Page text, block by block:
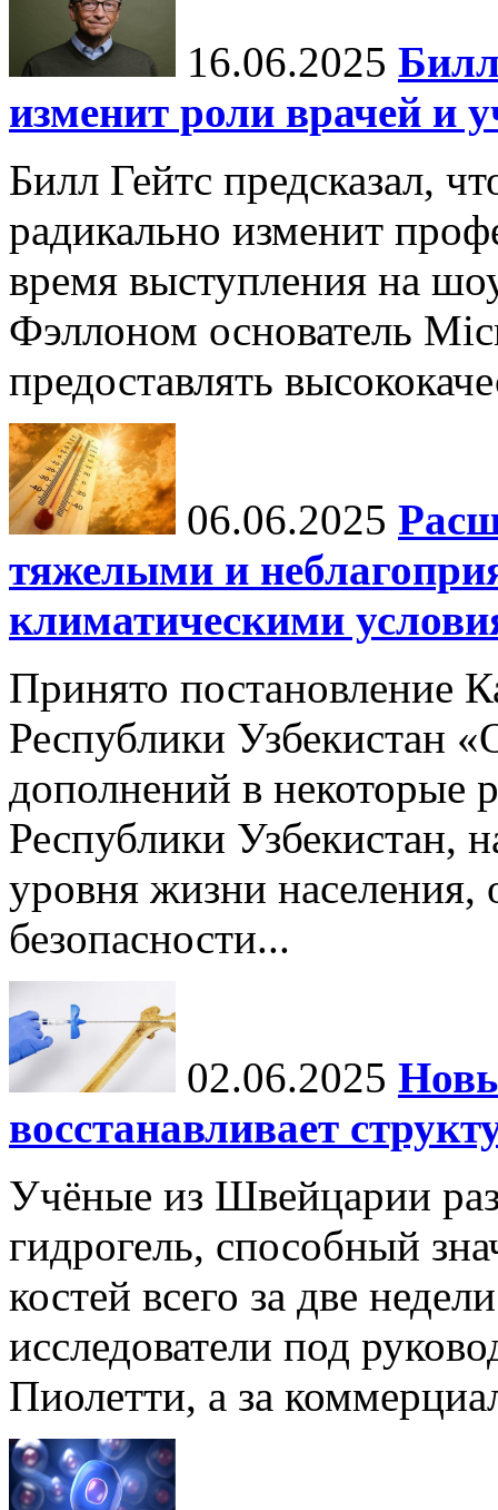
16.06.2025
изменит роли врачей и
Билл Гейтс предсказал,
радикально изменит
время выступления на
Фэллоном основатель
предоставлять
06.06.2025
тяжелыми и
климатическими
Принято постановление
Республики Узбекистан
дополнений в некоторые
Республики Узбекистан,
уровня жизни населения,
безопасности...
02.06.2025
восстанавливает
Учёные из Швейцарии
гидрогель, способный
костей всего за две
исследователи под
Пиолетти, а за